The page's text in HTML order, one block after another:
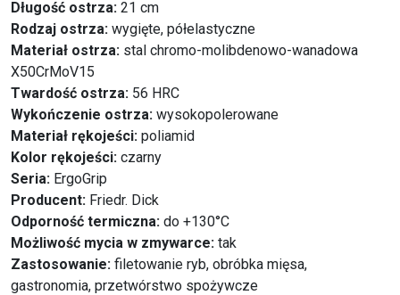
Długość ostrza: 21 cm
Rodzaj ostrza: wygięte, półelastyczne
Materiał ostrza: stal chromo-molibdenowo-wanadowa
X50CrMoV15
Twardość ostrza: 56 HRC
Wykończenie ostrza: wysokopolerowane
Materiał rękojeści: poliamid
Kolor rękojeści: czarny
Seria: ErgoGrip
Producent: Friedr. Dick
Odporność termiczna: do +130°C
Możliwość mycia w zmywarce: tak
Zastosowanie: filetowanie ryb, obróbka mięsa,
gastronomia, przetwórstwo spożywcze